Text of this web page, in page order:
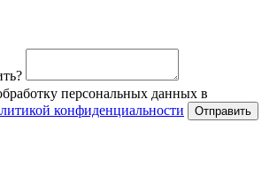
персональных данных в
конфиденциальности Отправить